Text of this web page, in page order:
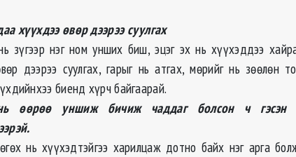
хүүхдээ өвөр дээрээ суулгах
зүгээр нэг ном унших биш, эцэг эх нь хүүхэддээ
дээрээ суулгах, гарыг нь атгах, мөрийг нь зөөлөн
биенд хүрч байгаарай.
өөрөө уншиж бичиж чаддаг болсон ч
нь хүүхэдтэйгээ харилцаж дотно байх нэг арга